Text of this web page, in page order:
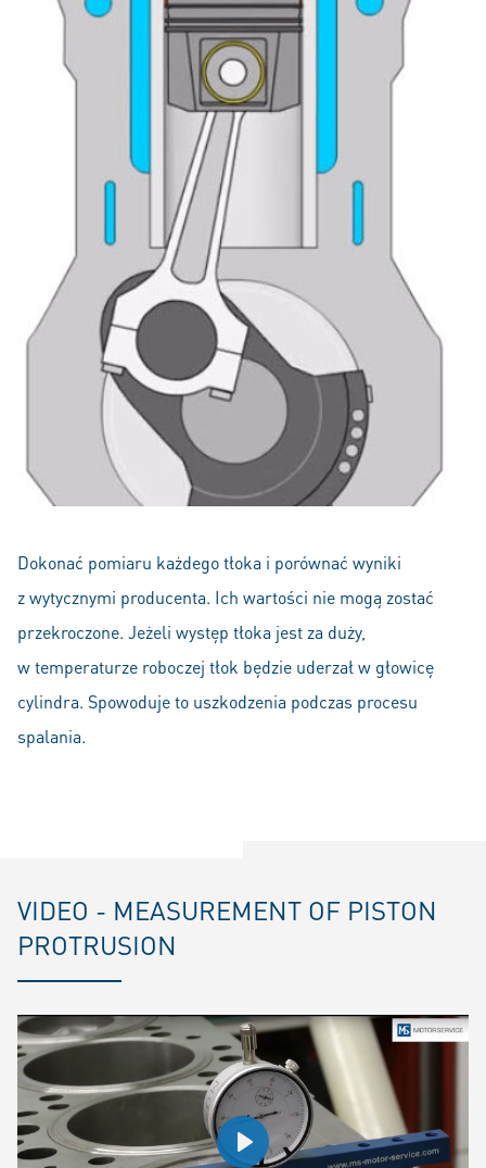
Dokonać pomiaru każdego tłoka i porównać wyniki
z wytycznymi producenta. Ich wartości nie mogą zostać
przekroczone. Jeżeli występ tłoka jest za duży,
w temperaturze roboczej tłok będzie uderzał w głowicę
cylindra. Spowoduje to uszkodzenia podczas procesu
spalania.
VIDEO - MEASUREMENT OF PISTON
PROTRUSION